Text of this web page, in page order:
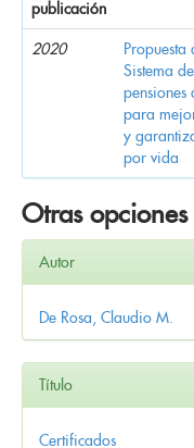
publicación
2020
Propuesta
Sistema
pensiones
para
y
por vida
Otras
Autor
De Rosa, Claudio M.
Título
Certificados